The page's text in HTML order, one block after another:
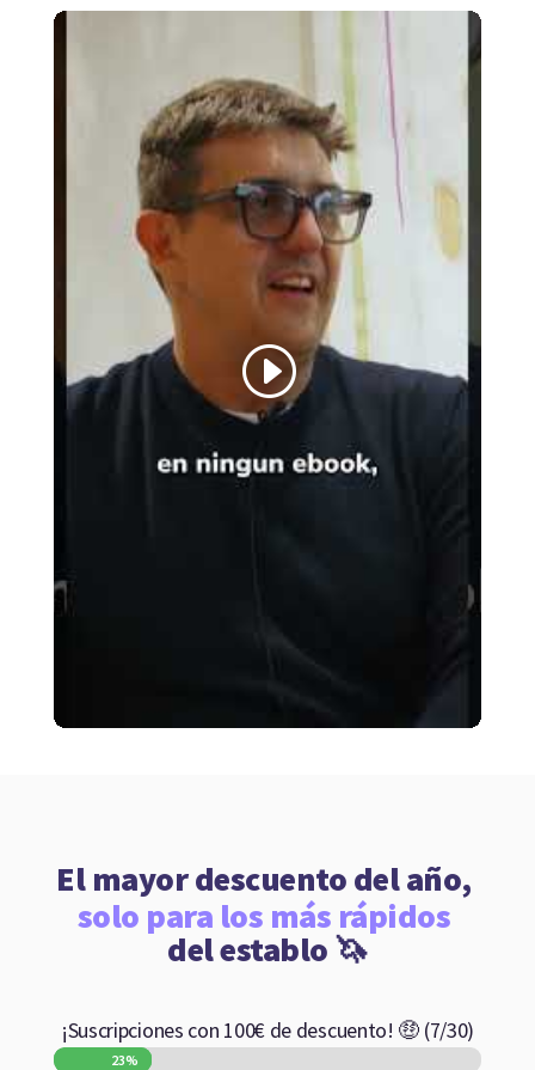
El mayor descuento del año,
solo para los más rápidos
del establo 🦄
¡Suscripciones con 100€ de descuento! 🤑 (7/30)
23%
23%